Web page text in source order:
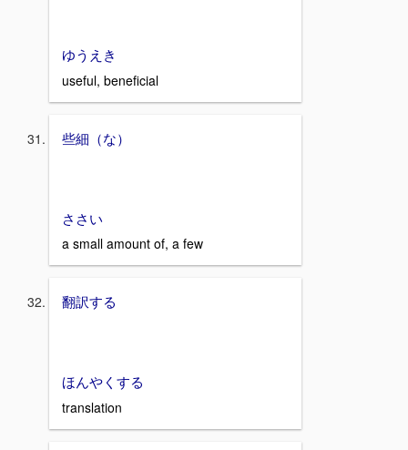
ゆうえき
useful, beneficial
些細（な）
ささい
a small amount of, a few
翻訳する
ほんやくする
translation